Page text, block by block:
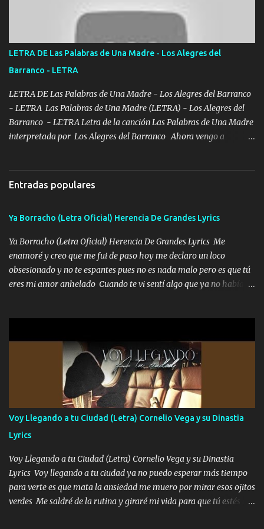
tumbaron prisionero en caliente me llevaron me achacaba cargos
que estaban muy raros me gritaba a donde tienes el clavo Yo me
enfiesto me gusta vivir en grande más me cuido me gusta ser
responsable hay rateros envidiosos que no falten mi dios es grande
me cuida de las maldades Pa el equipo aquí le mando un abrazo
que conmigo aquí tiene mi respaldo...
LETRA DE Las Palabras de Una Madre - Los Alegres del
Barranco - LETRA
LETRA DE Las Palabras de Una Madre - Los Alegres del Barranco
- LETRA Las Palabras de Una Madre (LETRA) - Los Alegres del
Barranco - LETRA Letra de la canción Las Palabras de Una Madre
interpretada por Los Alegres del Barranco Ahora vengo a
viento a su hijo y aunque ahora ya este con Dios el destino así lo
quiso, él tiempo sigue pasando y nunca te olvidaremos, aquí
tengo de mi mente no se va, en mi corazón me llevo lo mismo que
tu papá, a veces me pongo triste porque no puedo mirarte, mas se
que tu me escuchas porque tu eres mi gran ángel, El desespero me
llega para reunirme contigo, tu iluminas mi sendero por siempre
serás mi niño, del amor que yo te tengo es co...
Entradas populares
Ya Borracho (Letra Oficial) Herencia De Grandes Lyrics
Ya Borracho (Letra Oficial) Herencia De Grandes Lyrics Me
enamoré y creo que me fui de paso hoy me declaro un loco
obsesionado y no te espantes pues no es nada malo pero es que tú
eres mi amor anhelado Cuando te vi sentí algo que ya no había
cariño de mi alma Que pa febrero vendré frente a ti con mis
preguntas y digas que sí hacernos novios y verte feliz y muy
contenta como yo por ti Música Pregúntame qué es lo que me
enamora pa describirte unas cuantas horas también pregunta que
quiero contigo que seas dichosa al estar conmigo Y ya borracho
contéstame la llamada pa dedicarte unas bonitas palabras así
borracho me animo a decirte todo y puedo describirlo mucho que
me encantes Decirte que me siento muy feliz y emocionado por
tenerte aquí espero que quiera...
Voy Llegando a tu Ciudad (Letra) Cornelio Vega y su Dinastia
Lyrics
Voy Llegando a tu Ciudad (Letra) Cornelio Vega y su Dinastia
Lyrics Voy llegando a tu ciudad ya no puedo esperar más tiempo
para verte es que mata la ansiedad me muero por mirar esos ojitos
verdes Me saldré de la rutina y giraré mi vida para que tú estés en